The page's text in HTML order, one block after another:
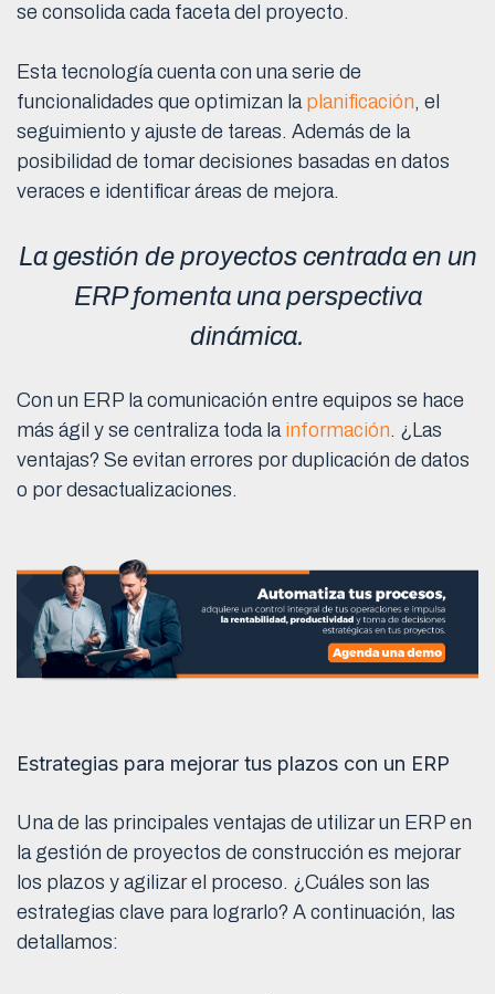
se consolida cada faceta del proyecto.
Esta tecnología cuenta con una serie de
funcionalidades que optimizan la planificación, el
seguimiento y ajuste de tareas. Además de la
posibilidad de tomar decisiones basadas en datos
veraces e identificar áreas de mejora.
La gestión de proyectos centrada en un
ERP fomenta una perspectiva
dinámica.
Con un ERP la comunicación entre equipos se hace
más ágil y se centraliza toda la información. ¿Las
ventajas? Se evitan errores por duplicación de datos
o por desactualizaciones.
Estrategias para mejorar tus plazos con un ERP
Una de las principales ventajas de utilizar un ERP en
la gestión de proyectos de construcción es mejorar
los plazos y agilizar el proceso. ¿Cuáles son las
estrategias clave para lograrlo? A continuación, las
detallamos: